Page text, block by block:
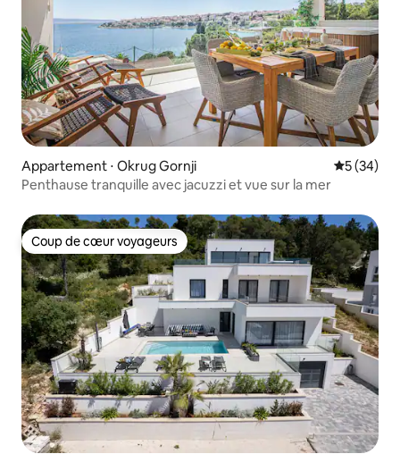
Appartement ⋅ Okrug Gornji
5 (34)
Penthause tranquille avec jacuzzi et vue sur la mer
Coup de cœur voyageurs
Coup de cœur voyageurs